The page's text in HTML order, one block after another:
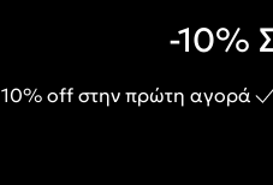
-10%
10% off στην πρώτη αγορά